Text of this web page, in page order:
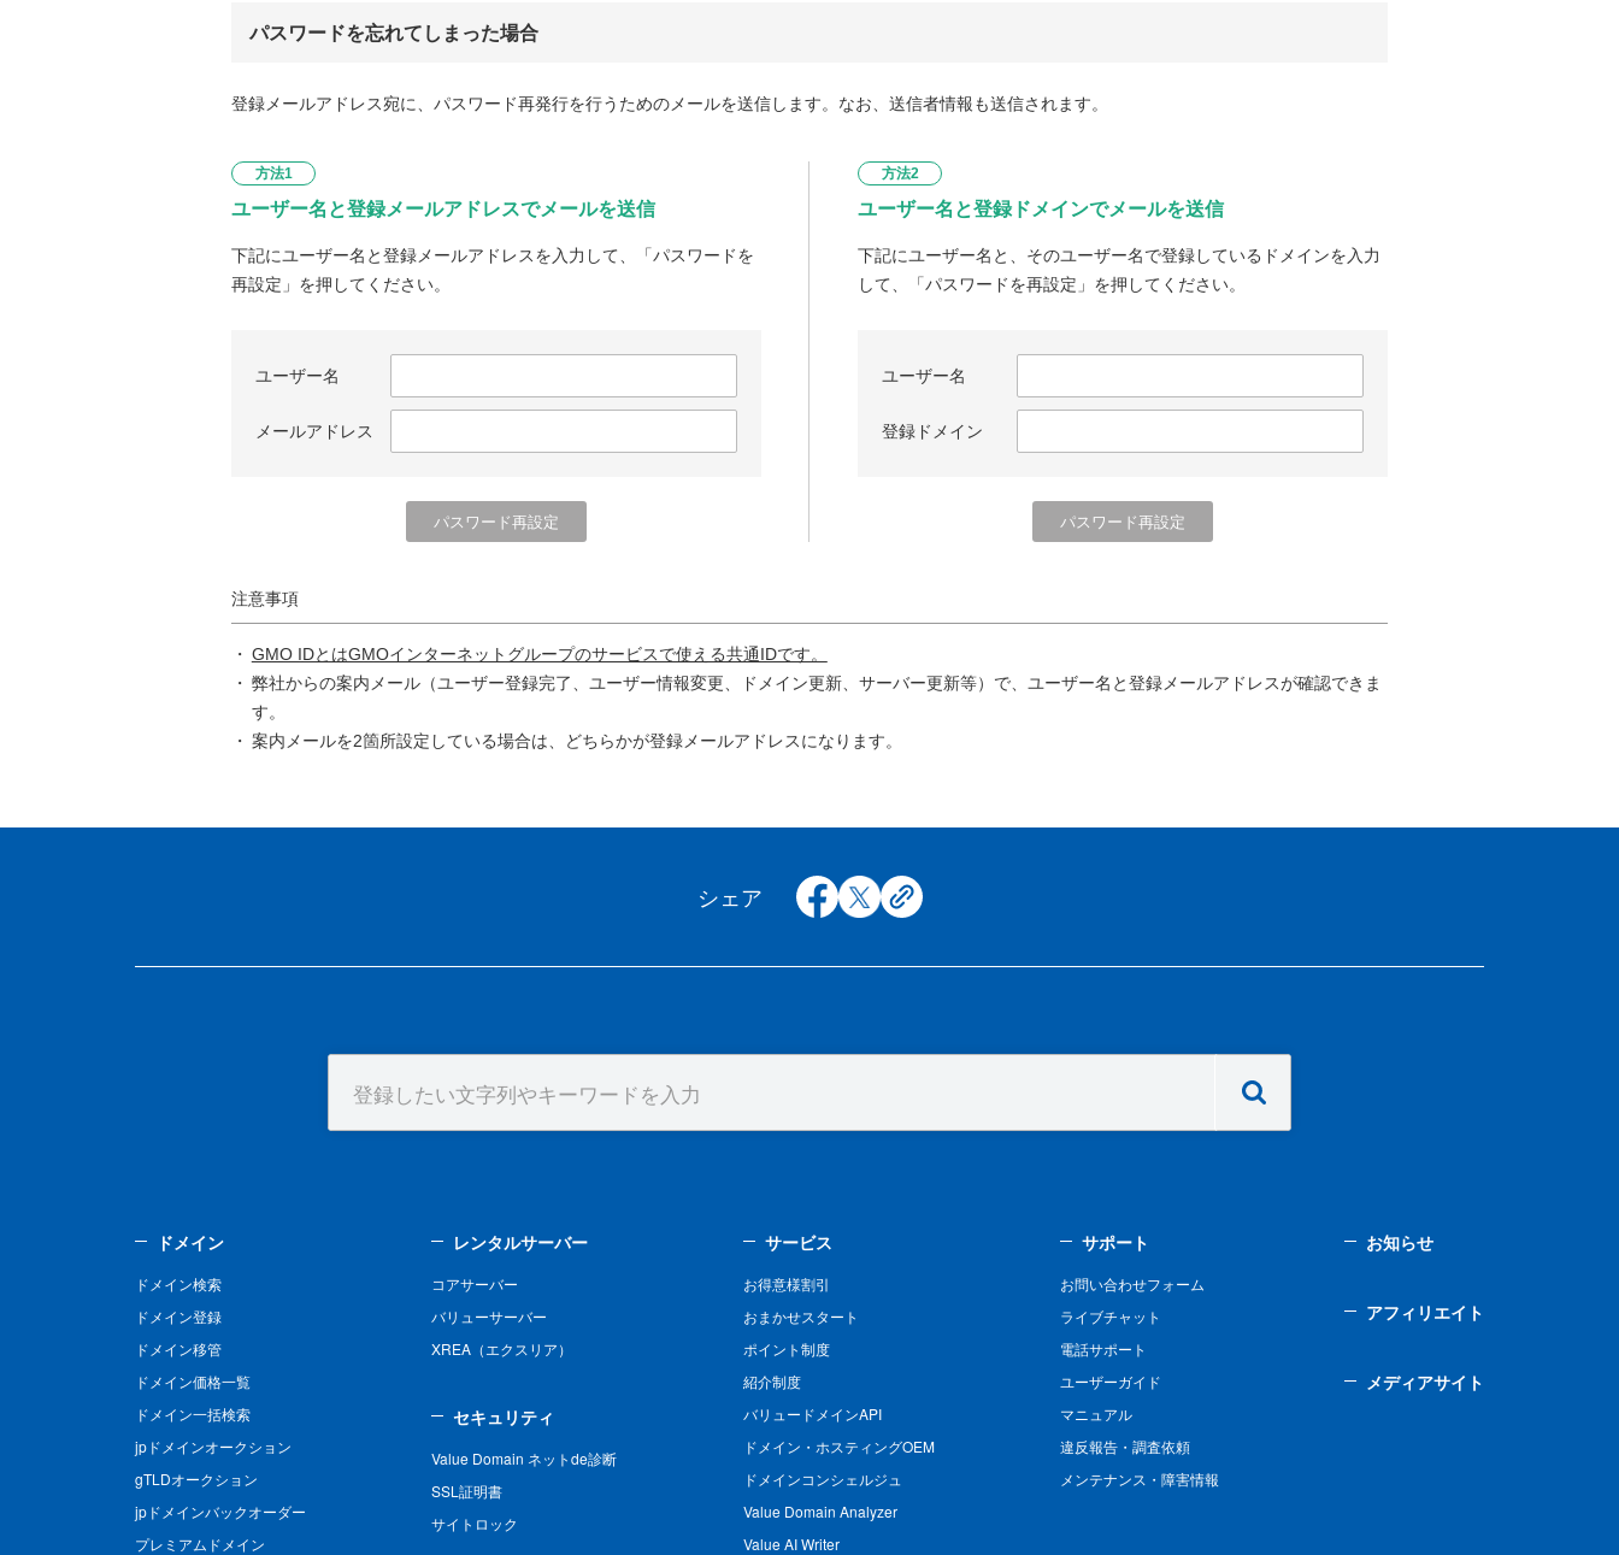
パスワードを忘れてしまった場合
登録メールアドレス宛に、パスワード再発行を行うためのメールを送信します。なお、送信者情報も送信されます。
方法1
ユーザー名と登録メールアドレスでメールを送信
下記にユーザー名と登録メールアドレスを入力して、「パスワードを
再設定」を押してください。
ユーザー名
メールアドレス
方法2
ユーザー名と登録ドメインでメールを送信
下記にユーザー名と、そのユーザー名で登録しているドメインを入力
して、「パスワードを再設定」を押してください。
ユーザー名
登録ドメイン
注意事項
GMO IDとはGMOインターネットグループのサービスで使える共通IDです。
弊社からの案内メール（ユーザー登録完了、ユーザー情報変更、ドメイン更新、サーバー更新等）で、ユーザー名と登録メールアドレスが確認できま
す。
案内メールを2箇所設定している場合は、どちらかが登録メールアドレスになります。
シェア facebook
x copy
ドメイン
ドメイン検索
ドメイン登録
ドメイン移管
ドメイン価格一覧
ドメイン一括検索
jpドメインオークション
gTLDオークション
jpドメインバックオーダー
プレミアムドメイン
レンタルサーバー
コアサーバー
バリューサーバー
XREA（エクスリア）
セキュリティ
Value Domain ネットde診断
SSL証明書
サイトロック
サービス
お得意様割引
おまかせスタート
ポイント制度
紹介制度
バリュードメインAPI
ドメイン・ホスティングOEM
ドメインコンシェルジュ
Value Domain Analyzer
Value AI Writer
サポート
お問い合わせフォーム
ライブチャット
電話サポート
ユーザーガイド
マニュアル
違反報告・調査依頼
メンテナンス・障害情報
お知らせ
アフィリエイト
メディアサイト